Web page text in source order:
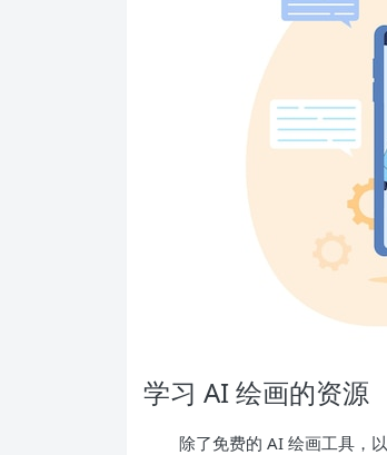
学习 AI 绘画的资源
除了免费的 AI 绘画工具，